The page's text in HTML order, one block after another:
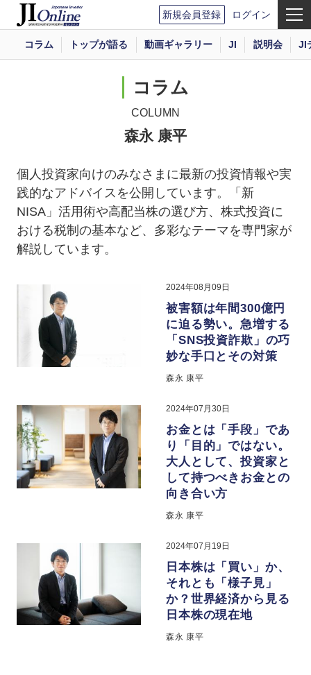
新規会員登録 ログイン
コラム トップが語る 動画ギャラリー JI 説明会 JI
コラム
COLUMN
森永 康平
個人投資家向けのみなさまに最新の投資情報や実
践的なアドバイスを公開しています。「新
NISA」活用術や高配当株の選び方、株式投資に
おける税制の基本など、多彩なテーマを専門家が
解説しています。
2024年08月09日
被害額は年間300億円
に迫る勢い。急増する
「SNS投資詐欺」の巧
妙な手口とその対策
森永 康平
2024年07月30日
お金とは「手段」であ
り「目的」ではない。
大人として、投資家と
して持つべきお金との
向き合い方
森永 康平
2024年07月19日
日本株は「買い」か、
それとも「様子見」
か？世界経済から見る
日本株の現在地
森永 康平